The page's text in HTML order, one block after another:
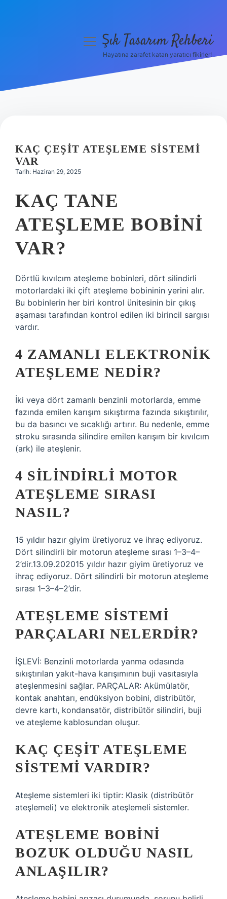
Hakkımızda
menüyüŞık Tasarım Rehberi
Hayatına zarafet katan yaratıcı fikirler!
KAÇ ÇEŞIT ATEŞLEME SISTEMI
VAR
Tarih: Haziran 29, 2025
KAÇ TANE
ATEŞLEME BOBINI
VAR?
Dörtlü kıvılcım ateşleme bobinleri, dört silindirli
motorlardaki iki çift ateşleme bobininin yerini alır.
Bu bobinlerin her biri kontrol ünitesinin bir çıkış
aşaması tarafından kontrol edilen iki birincil sargısı
vardır.
4 ZAMANLI ELEKTRONIK
ATEŞLEME NEDIR?
İki veya dört zamanlı benzinli motorlarda, emme
fazında emilen karışım sıkıştırma fazında sıkıştırılır,
bu da basıncı ve sıcaklığı artırır. Bu nedenle, emme
stroku sırasında silindire emilen karışım bir kıvılcım
(ark) ile ateşlenir.
4 SILINDIRLI MOTOR
ATEŞLEME SIRASI
NASIL?
15 yıldır hazır giyim üretiyoruz ve ihraç ediyoruz.
Dört silindirli bir motorun ateşleme sırası 1–3–4–
2’dir.13.09.202015 yıldır hazır giyim üretiyoruz ve
ihraç ediyoruz. Dört silindirli bir motorun ateşleme
sırası 1–3–4–2’dir.
ATEŞLEME SISTEMI
PARÇALARI NELERDIR?
İŞLEVİ: Benzinli motorlarda yanma odasında
sıkıştırılan yakıt-hava karışımının buji vasıtasıyla
ateşlenmesini sağlar. PARÇALAR: Akümülatör,
kontak anahtarı, endüksiyon bobini, distribütör,
devre kartı, kondansatör, distribütör silindiri, buji
ve ateşleme kablosundan oluşur.
KAÇ ÇEŞIT ATEŞLEME
SISTEMI VARDIR?
Ateşleme sistemleri iki tiptir: Klasik (distribütör
ateşlemeli) ve elektronik ateşlemeli sistemler.
ATEŞLEME BOBINI
BOZUK OLDUĞU NASIL
ANLAŞILIR?